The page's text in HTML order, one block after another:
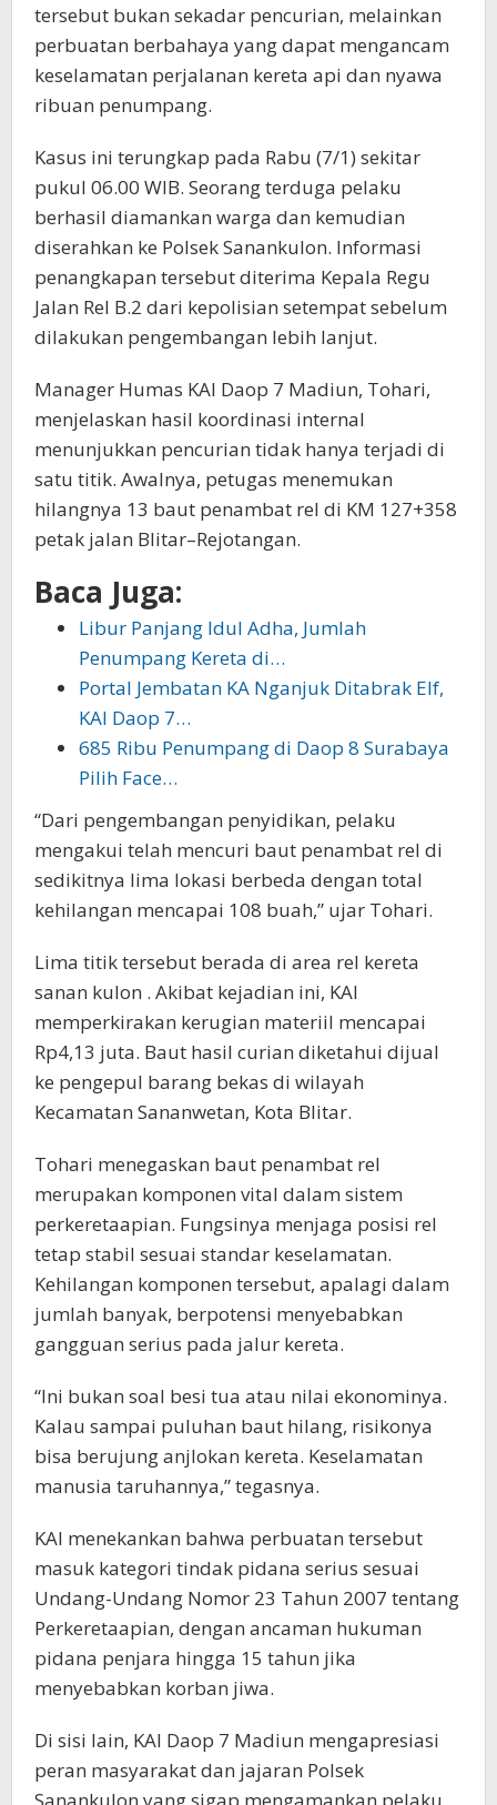
tersebut bukan sekadar pencurian, melainkan
perbuatan berbahaya yang dapat mengancam
keselamatan perjalanan kereta api dan nyawa
ribuan penumpang.
Kasus ini terungkap pada Rabu (7/1) sekitar
pukul 06.00 WIB. Seorang terduga pelaku
berhasil diamankan warga dan kemudian
diserahkan ke Polsek Sanankulon. Informasi
penangkapan tersebut diterima Kepala Regu
Jalan Rel B.2 dari kepolisian setempat sebelum
dilakukan pengembangan lebih lanjut.
Manager Humas KAI Daop 7 Madiun, Tohari,
menjelaskan hasil koordinasi internal
menunjukkan pencurian tidak hanya terjadi di
satu titik. Awalnya, petugas menemukan
hilangnya 13 baut penambat rel di KM 127+358
petak jalan Blitar–Rejotangan.
Baca Juga:
Libur Panjang Idul Adha, Jumlah
Penumpang Kereta di…
Portal Jembatan KA Nganjuk Ditabrak Elf,
KAI Daop 7…
685 Ribu Penumpang di Daop 8 Surabaya
Pilih Face…
“Dari pengembangan penyidikan, pelaku
mengakui telah mencuri baut penambat rel di
sedikitnya lima lokasi berbeda dengan total
kehilangan mencapai 108 buah,” ujar Tohari.
Lima titik tersebut berada di area rel kereta
sanan kulon . Akibat kejadian ini, KAI
memperkirakan kerugian materiil mencapai
Rp4,13 juta. Baut hasil curian diketahui dijual
ke pengepul barang bekas di wilayah
Kecamatan Sananwetan, Kota Blitar.
Tohari menegaskan baut penambat rel
merupakan komponen vital dalam sistem
perkeretaapian. Fungsinya menjaga posisi rel
tetap stabil sesuai standar keselamatan.
Kehilangan komponen tersebut, apalagi dalam
jumlah banyak, berpotensi menyebabkan
gangguan serius pada jalur kereta.
“Ini bukan soal besi tua atau nilai ekonominya.
Kalau sampai puluhan baut hilang, risikonya
bisa berujung anjlokan kereta. Keselamatan
manusia taruhannya,” tegasnya.
KAI menekankan bahwa perbuatan tersebut
masuk kategori tindak pidana serius sesuai
Undang-Undang Nomor 23 Tahun 2007 tentang
Perkeretaapian, dengan ancaman hukuman
pidana penjara hingga 15 tahun jika
menyebabkan korban jiwa.
Di sisi lain, KAI Daop 7 Madiun mengapresiasi
peran masyarakat dan jajaran Polsek